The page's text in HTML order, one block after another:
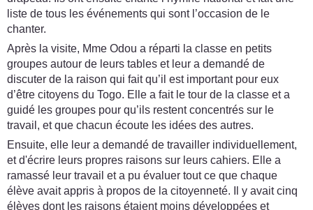
liste de tous les événements qui sont l’occasion de le
chanter.
Après la visite, Mme Odou a réparti la classe en petits
groupes autour de leurs tables et leur a demandé de
discuter de la raison qui fait qu’il est important pour eux
d’être citoyens du Togo. Elle a fait le tour de la classe et a
guidé les groupes pour qu’ils restent concentrés sur le
travail, et que chacun écoute les idées des autres.
Ensuite, elle leur a demandé de travailler individuellement,
et d'écrire leurs propres raisons sur leurs cahiers. Elle a
ramassé leur travail et a pu évaluer tout ce que chaque
élève avait appris à propos de la citoyenneté. Il y avait cinq
élèves dont les raisons étaient moins développées et